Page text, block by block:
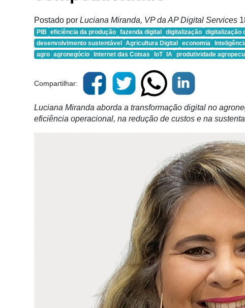
Postado por Luciana Miranda, VP da AP Digital Services
PIB eficiência da produção fazenda digital digitalização digitalização
desenvolvimento sustentável
Agricultura Digital economia
agro agronegócio Internet das Coisas IoT IA produtividade
Compartilhar:
Luciana Miranda aborda a transformação digital no
eficiência operacional, na redução de custos e na